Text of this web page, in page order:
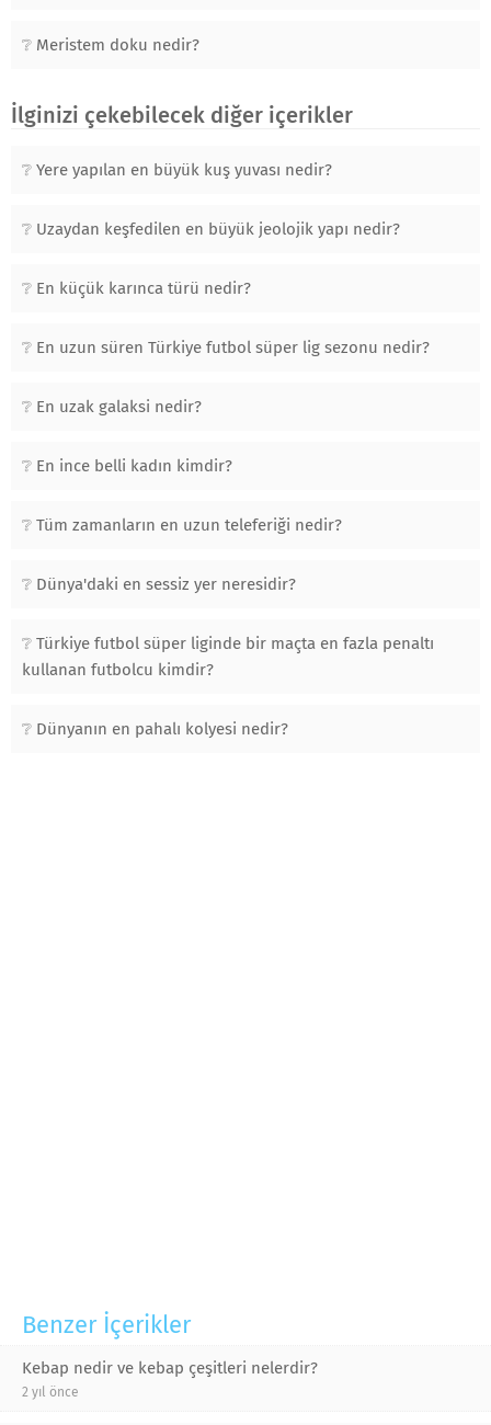
Meristem doku nedir?
İlginizi çekebilecek diğer içerikler
Yere yapılan en büyük kuş yuvası nedir?
Uzaydan keşfedilen en büyük jeolojik yapı nedir?
En küçük karınca türü nedir?
En uzun süren Türkiye futbol süper lig sezonu nedir?
En uzak galaksi nedir?
En ince belli kadın kimdir?
Tüm zamanların en uzun teleferiği nedir?
Dünya'daki en sessiz yer neresidir?
Türkiye futbol süper liginde bir maçta en fazla penaltı
kullanan futbolcu kimdir?
Dünyanın en pahalı kolyesi nedir?
Benzer İçerikler
Kebap nedir ve kebap çeşitleri nelerdir?
2 yıl önce